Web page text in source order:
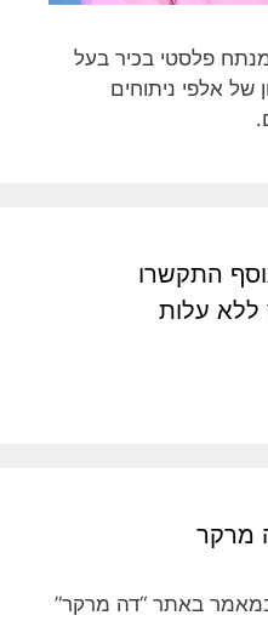
פלסטי בכיר בעל
של אלפי ניתוחים
התקשרו
ללא עלות
מרקר
באתר “דה מרקר”